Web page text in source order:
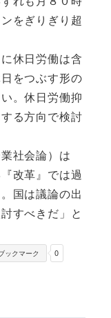
をぎりぎり超
休日労働は含
をつぶす形の
。休日労働抑
る方向で検討
社会論）は
改革』では過
国は議論の出
すべきだ」と
0
ックマーク